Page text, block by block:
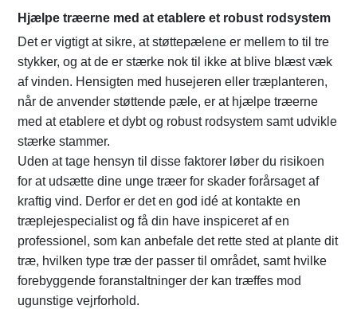
Hjælpe træerne med at etablere et robust rodsystem
Det er vigtigt at sikre, at støttepælene er mellem to til tre
stykker, og at de er stærke nok til ikke at blive blæst væk
af vinden. Hensigten med husejeren eller træplanteren,
når de anvender støttende pæle, er at hjælpe træerne
med at etablere et dybt og robust rodsystem samt udvikle
stærke stammer.
Uden at tage hensyn til disse faktorer løber du risikoen
for at udsætte dine unge træer for skader forårsaget af
kraftig vind. Derfor er det en god idé at kontakte en
træplejespecialist og få din have inspiceret af en
professionel, som kan anbefale det rette sted at plante dit
træ, hvilken type træ der passer til området, samt hvilke
forebyggende foranstaltninger der kan træffes mod
ugunstige vejrforhold.